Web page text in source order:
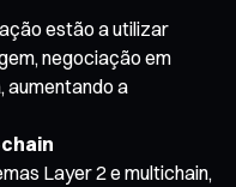
estão a utilizar
negociação em
aumentando a
Layer 2 e multichain,